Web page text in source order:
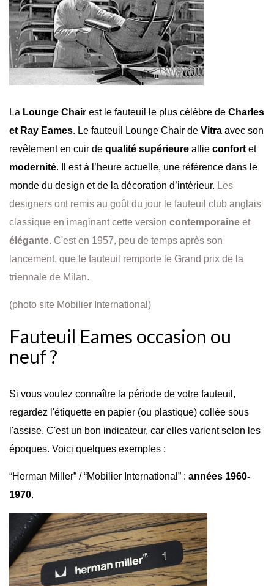
La Lounge Chair est le fauteuil le plus célèbre de Charles
et Ray Eames. Le fauteuil Lounge Chair de Vitra avec son
revêtement en cuir de qualité supérieure allie confort et
modernité. Il est à l’heure actuelle, une référence dans le
monde du design et de la décoration d’intérieur. Les
designers ont remis au goût du jour le fauteuil club anglais
classique en imaginant cette version contemporaine et
élégante. C'est en 1957, peu de temps après son
lancement, que le fauteuil remporte le Grand prix de la
triennale de Milan.
(photo site Mobilier International)
Fauteuil Eames occasion ou
neuf ?
Si vous voulez connaître la période de votre fauteuil,
regardez l'étiquette en papier (ou plastique) collée sous
l'assise. C'est un bon indicateur, car elles varient selon les
époques. Voici quelques exemples :
“Herman Miller” / “Mobilier International” : années 1960-
1970.